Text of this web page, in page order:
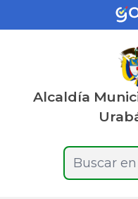
Alcaldía
Buscar